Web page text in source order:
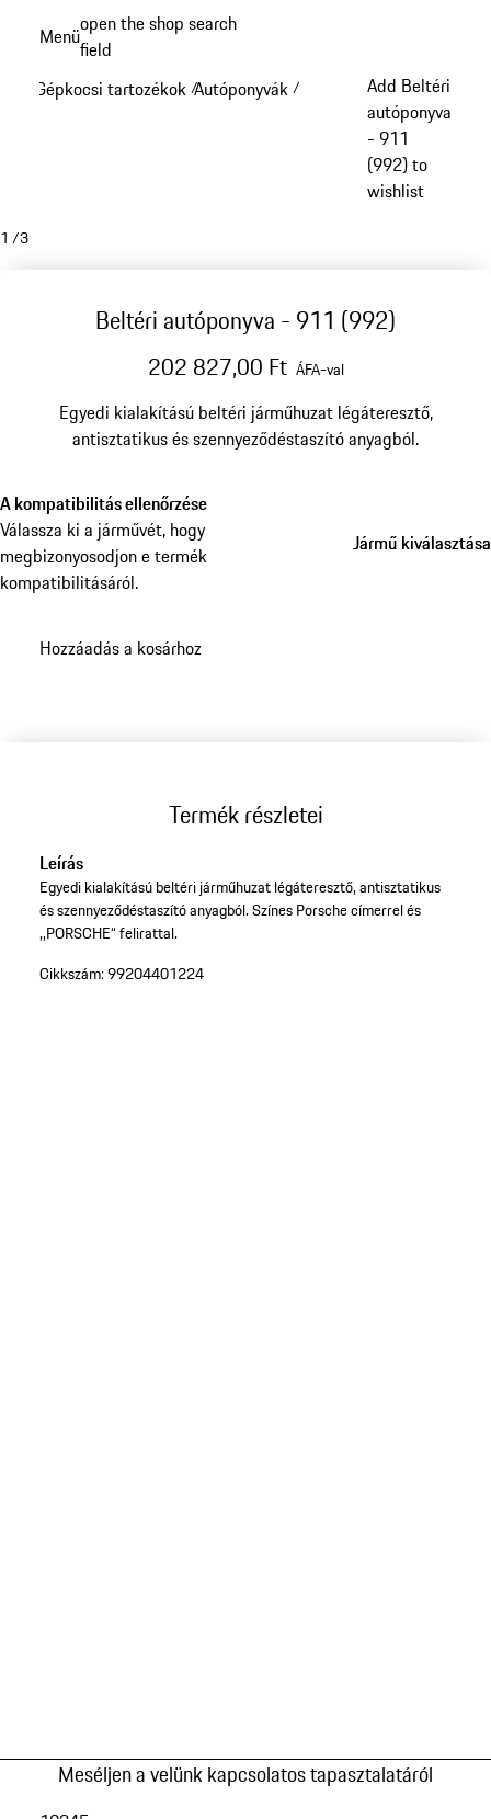
tartalomra
Menüopen the shop search
field
Gépkocsi tartozékok /Autóponyvák /
Add Beltéri
autóponyva
- 911
(992) to
wishlist
1 /3
Beltéri autóponyva - 911 (992)
202 827,00 Ft ÁFA-val
Egyedi kialakítású beltéri járműhuzat légáteresztő,
antisztatikus és szennyeződéstaszító anyagból.
A kompatibilitás ellenőrzése
Válassza ki a járművét, hogy
megbizonyosodjon e termék
kompatibilitásáról.
Jármű kiválasztása
Jármű kiválasztása
Hozzáadás a kosárhoz
Termék részletei
Leírás
Egyedi kialakítású beltéri járműhuzat légáteresztő, antisztatikus
és szennyeződéstaszító anyagból. Színes Porsche címerrel és
,,PORSCHE“ felirattal.
Cikkszám:99204401224
Meséljen a velünk kapcsolatos tapasztalatáról